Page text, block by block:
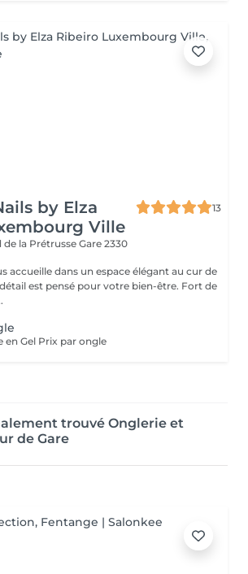
by Elza
Ville
13
de la Prétrusse Gare 2330
accueille dans un espace élégant au cur de
est pensé pour votre bien-être. Fort de
en Gel Prix par ongle
trouvé Onglerie et
de Gare